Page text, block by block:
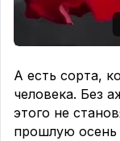
А есть сорта,
человека. Без
этого не
прошлую осень